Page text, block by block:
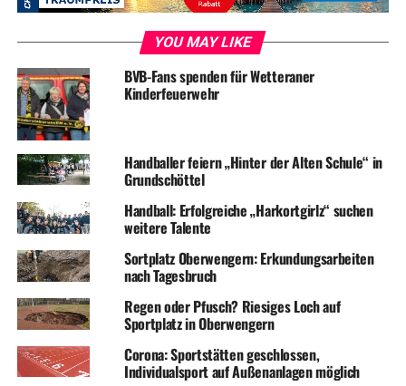
YOU MAY LIKE
BVB-Fans spenden für Wetteraner
Kinderfeuerwehr
Handballer feiern „Hinter der Alten Schule“ in
Grundschöttel
Handball: Erfolgreiche „Harkortgirlz“ suchen
weitere Talente
Sortplatz Oberwengern: Erkundungsarbeiten
nach Tagesbruch
Regen oder Pfusch? Riesiges Loch auf
Sportplatz in Oberwengern
Corona: Sportstätten geschlossen,
Individualsport auf Außenanlagen möglich